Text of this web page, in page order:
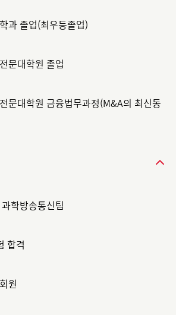
과 졸업(최우등졸업)
문대학원 졸업
문대학원 금융법무과정(M&A의 최신동
학방송통신팀
합격
원